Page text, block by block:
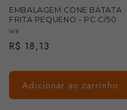
EMBALAGEM CONE BATATA
FRITA PEQUENO - PC C/50
Fornecedor:
WR
Preço
R$ 18,13
Adicionar ao carrinho